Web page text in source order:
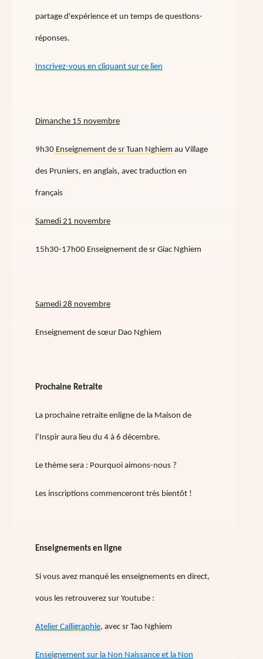
partage d'expérience et un temps de questions-
réponses.
Inscrivez-vous en cliquant sur ce lien
Dimanche 15 novembre
9h30 Enseignement de sr Tuan Nghiem au Village
des Pruniers, en anglais, avec traduction en
français
Samedi 21 novembre
15h30-17h00 Enseignement de sr Giac Nghiem
Samedi 28 novembre
Enseignement de sœur Dao Nghiem
Prochaine Retraite
La prochaine retraite enligne de la Maison de
l’Inspir aura lieu du 4 à 6 décembre.
Le thème sera : Pourquoi aimons-nous ?
Les inscriptions commenceront très bientôt !
Enseignements en ligne
Si vous avez manqué les enseignements en direct,
vous les retrouverez sur Youtube :
Atelier Calligraphie, avec sr Tao Nghiem
Enseignement sur la Non Naissance et la Non